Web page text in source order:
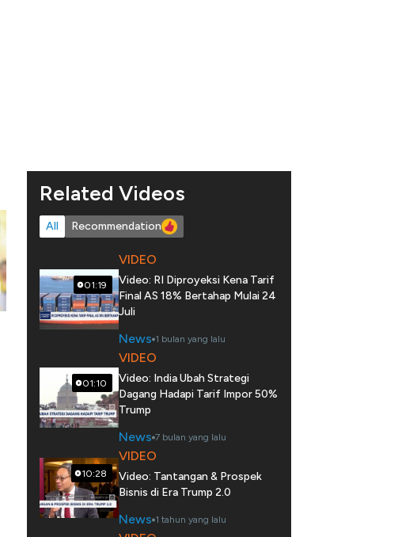
Related Videos
All Recommendation
01:19
VIDEO
Video: RI Diproyeksi Kena Tarif
Final AS 18% Bertahap Mulai 24
Juli
News 1 bulan yang lalu
01:10
VIDEO
Video: India Ubah Strategi
Dagang Hadapi Tarif Impor 50%
Trump
News 7 bulan yang lalu
10:28
VIDEO
Video: Tantangan & Prospek
Bisnis di Era Trump 2.0
News 1 tahun yang lalu